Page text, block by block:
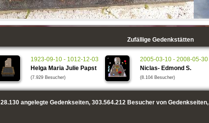
Zufällige Gedenkstätten
1923-09-10 - 1012-12-03
Helga Maria Julie Papst
(7.929 Besucher)
2005-03-10 - 2008-05-30
Niclas- Edmond S.
(8.104 Besucher)
28.130angelegte Gedenkseiten, 303.564.212Besucher von Gedenkseiten,